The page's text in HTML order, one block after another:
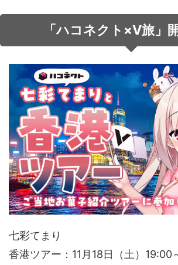
「ハコネクト×V旅」
七彩てまり
香港ツアー：11月18日（土）19:00